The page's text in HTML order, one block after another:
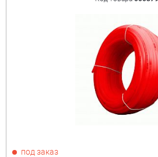
Показать только
под заказ